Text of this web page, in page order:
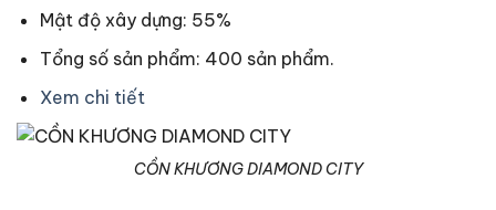
Mật độ xây dựng: 55%
Tổng số sản phẩm: 400 sản phẩm.
Xem chi tiết
CỒN KHƯƠNG DIAMOND CITY